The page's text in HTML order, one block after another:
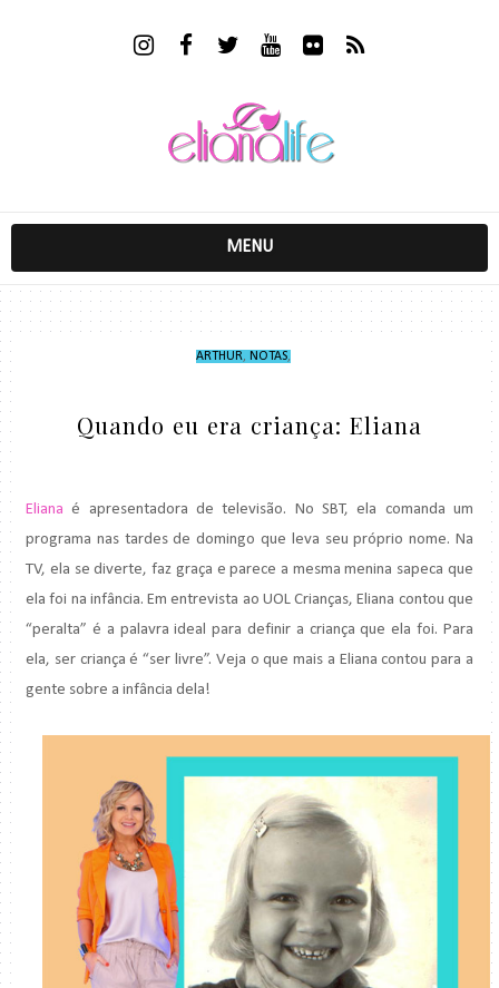
MENU
ARTHUR, NOTAS,
Quando eu era criança: Eliana
Eliana é apresentadora de televisão. No SBT, ela comanda um
programa nas tardes de domingo que leva seu próprio nome. Na
TV, ela se diverte, faz graça e parece a mesma menina sapeca que
ela foi na infância. Em entrevista ao UOL Crianças, Eliana contou que
“peralta” é a palavra ideal para definir a criança que ela foi. Para
ela, ser criança é “ser livre”. Veja o que mais a Eliana contou para a
gente sobre a infância dela!